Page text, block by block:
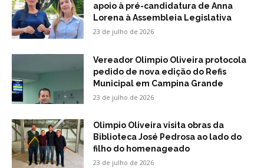
apoio à pré-candidatura de Anna
Lorena à Assembleia Legislativa
23 de julho de 2026
Vereador Olimpio Oliveira protocola
pedido de nova edição do Refis
Municipal em Campina Grande
23 de julho de 2026
Olimpio Oliveira visita obras da
Biblioteca José Pedrosa ao lado do
filho do homenageado
23 de julho de 2026